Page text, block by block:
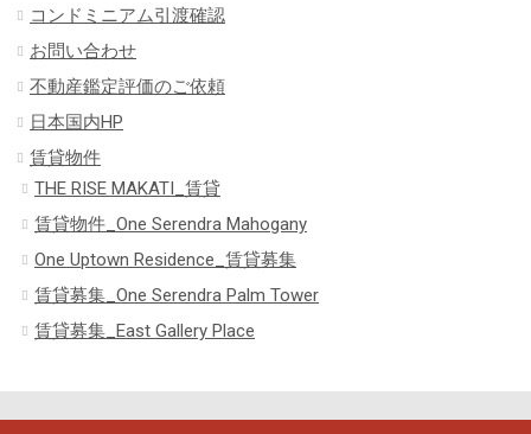
コンドミニアム引渡確認
お問い合わせ
不動産鑑定評価のご依頼
日本国内HP
賃貸物件
THE RISE MAKATI_賃貸
賃貸物件_One Serendra Mahogany
One Uptown Residence_賃貸募集
賃貸募集_One Serendra Palm Tower
賃貸募集_East Gallery Place